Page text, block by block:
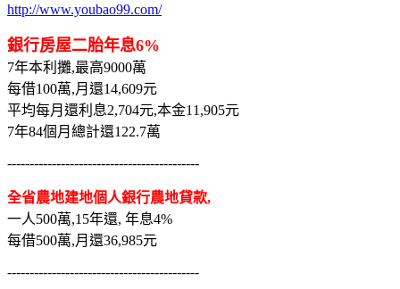
http://www.youbao99.com/
銀行房屋二胎年息6%
7年本利攤,最高9000萬
每借100萬,月還14,609元
平均每月還利息2,704元,本金11,905元
7年84個月總計還122.7萬
-------------------------------------------
全省農地建地個人銀行農地貸款,
一人500萬,15年還, 年息4%
每借500萬,月還36,985元
-------------------------------------------